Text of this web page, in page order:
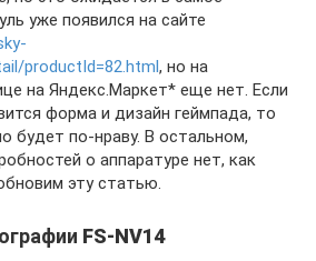
уже появился на сайте
productId=82.html, но на
на Яндекс.Маркет* еще нет. Если
форма и дизайн геймпада, то
будет по-нраву. В остальном,
о аппаратуре нет, как
эту статью.
FS-NV14